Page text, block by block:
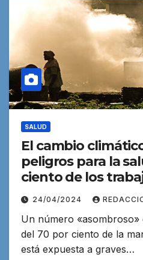
SALUD
El cambio
peligros para la
ciento de los
mundo
24/04/2024
Un número «asombroso»
del 70 por ciento de la
está expuesta a graves…